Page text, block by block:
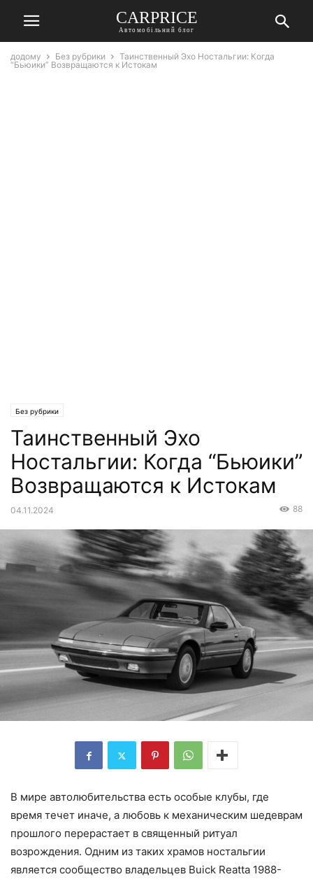
СARPRICE
Автомобільний блог
додому Без рубрики
Таинственный Эхо Ностальгии: Когда
“Бьюики” Возвращаются к Истокам
Без рубрики
Таинственный Эхо
Ностальгии: Когда “Бьюики”
Возвращаются к Истокам
04.11.2024 88
В мире автолюбительства есть особые клубы, где
время течет иначе, а любовь к механическим шедеврам
прошлого перерастает в священный ритуал
возрождения. Одним из таких храмов ностальгии
является сообщество владельцев Buick Reatta 1988-